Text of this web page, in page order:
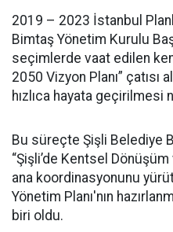
2019 – 2023 İstanbul
Bimtaş Yönetim Kurulu
seçimlerde vaat edilen
2050 Vizyon Planı” çatısı
hızlıca hayata geçirilmesi
Bu süreçte Şişli Belediye
“Şişli’de Kentsel Dönüşüm
ana koordinasyonunu
Yönetim Planı'nın
biri oldu.